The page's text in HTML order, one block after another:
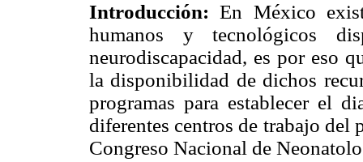
Introducción: En México
humanos y tecnológicos
neurodiscapacidad, es por eso
la disponibilidad de dichos
programas para establecer el
diferentes centros de trabajo del
Congreso Nacional de